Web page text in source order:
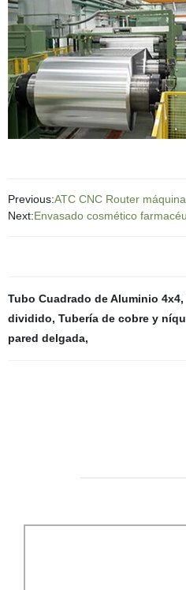
Previous:ATC CNC Router
Next:Envasado cosmético
Tubo Cuadrado de Aluminio 4x4,
dividido, Tubería de cobre y
pared delgada,